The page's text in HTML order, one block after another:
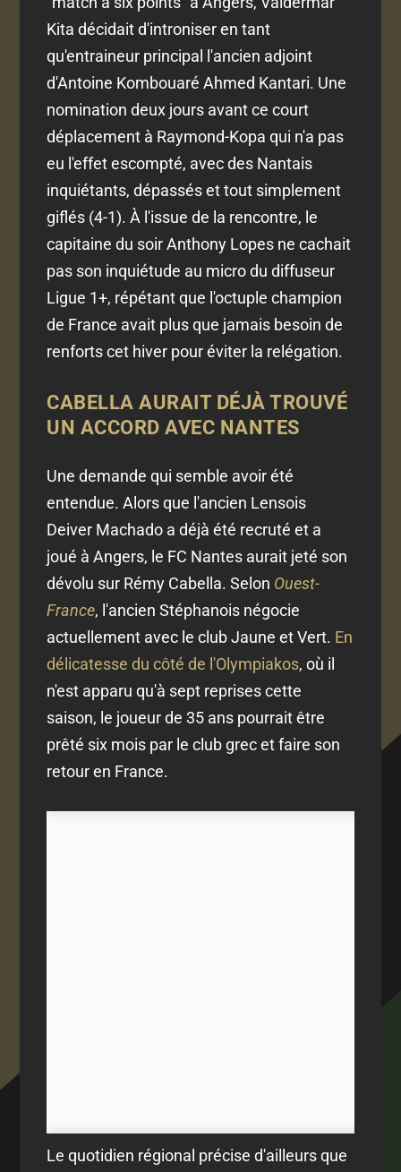
Kita décidait d'introniser en tant
qu'entraineur principal l'ancien adjoint
d'Antoine Kombouaré Ahmed Kantari. Une
nomination deux jours avant ce court
déplacement à Raymond-Kopa qui n'a pas
eu l'effet escompté, avec des Nantais
inquiétants, dépassés et tout simplement
giflés (4-1). À l'issue de la rencontre, le
capitaine du soir Anthony Lopes ne cachait
pas son inquiétude au micro du diffuseur
Ligue 1+, répétant que l'octuple champion
de France avait plus que jamais besoin de
renforts cet hiver pour éviter la relégation.
CABELLA AURAIT DÉJÀ TROUVÉ
UN ACCORD AVEC NANTES
Une demande qui semble avoir été
entendue. Alors que l'ancien Lensois
Deiver Machado a déjà été recruté et a
joué à Angers, le FC Nantes aurait jeté son
dévolu sur Rémy Cabella. Selon Ouest-
France, l'ancien Stéphanois négocie
actuellement avec le club Jaune et Vert. En
délicatesse du côté de l'Olympiakos, où il
n'est apparu qu'à sept reprises cette
saison, le joueur de 35 ans pourrait être
prêté six mois par le club grec et faire son
retour en France.
Le quotidien régional précise d'ailleurs que